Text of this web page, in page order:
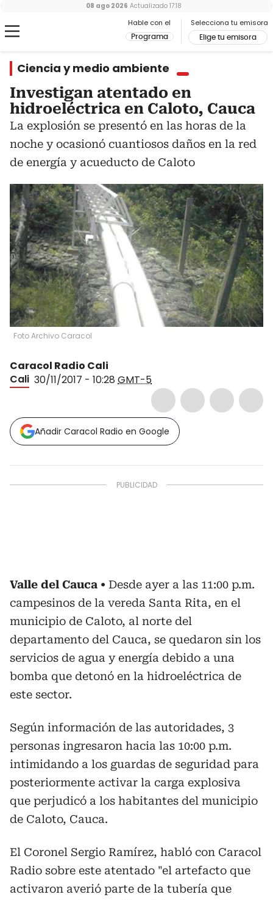
Hable con el
Programa
Selecciona tu emisora
Elige tu emisora
08 ago 2026 Actualizado 17:18
Ciencia y medio ambiente
Investigan atentado en
hidroeléctrica en Caloto, Cauca
La explosión se presentó en las horas de la
noche y ocasionó cuantiosos daños en la red
de energía y acueducto de Caloto
Foto Archivo Caracol
Caracol Radio Cali
Cali 30/11/2017 - 10:28 GMT-5
Añadir Caracol Radio en Google
Valle del Cauca
Desde ayer a las 11:00 p.m.
campesinos de la vereda Santa Rita, en el
municipio de Caloto, al norte del
departamento del Cauca, se quedaron sin los
servicios de agua y energía debido a una
bomba que detonó en la hidroeléctrica de
este sector.
Según información de las autoridades, 3
personas ingresaron hacia las 10:00 p.m.
intimidando a los guardas de seguridad para
posteriormente activar la carga explosiva
que perjudicó a los habitantes del municipio
de Caloto, Cauca.
El Coronel Sergio Ramírez, habló con Caracol
Radio sobre este atentado "el artefacto que
activaron averió parte de la tubería que